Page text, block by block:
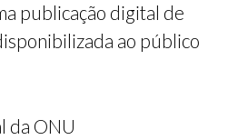
publicação digital de
ao público
da ONU